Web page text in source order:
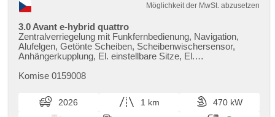
Möglichkeit der MwSt. abzusetzen
3.0 Avant e-hybrid quattro
Zentralverriegelung mit Funkfernbedienung, Navigation,
Alufelgen, Getönte Scheiben, Scheibenwischersensor,
Anhängerkupplung, El. einstellbare Sitze, El.
odemykání, Reifendrucksensor, Vorderlichter LED, Start-
Klappspiegel, Fahrgestell Steifheitsregelung, starten per
Taste, Klimaautomatik, zatmavená zadní skla
Komise 0159008
2026 1 km
470 kW